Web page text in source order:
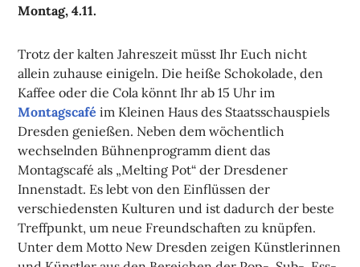
Montag, 4.11.
Trotz der kalten Jahreszeit müsst Ihr Euch nicht
allein zuhause einigeln. Die heiße Schokolade, den
Kaffee oder die Cola könnt Ihr ab 15 Uhr im
Montagscafé im Kleinen Haus des Staatsschauspiels
Dresden genießen. Neben dem wöchentlich
wechselnden Bühnenprogramm dient das
Montagscafé als „Melting Pot“ der Dresdener
Innenstadt. Es lebt von den Einflüssen der
verschiedensten Kulturen und ist dadurch der beste
Treffpunkt, um neue Freundschaften zu knüpfen.
Unter dem Motto New Dresden zeigen Künstlerinnen